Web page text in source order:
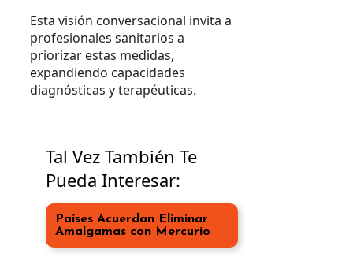
Esta visión conversacional invita a
profesionales sanitarios a
priorizar estas medidas,
expandiendo capacidades
diagnósticas y terapéuticas.
Tal Vez También Te
Pueda Interesar:
Países Acuerdan Eliminar
Amalgamas con Mercurio